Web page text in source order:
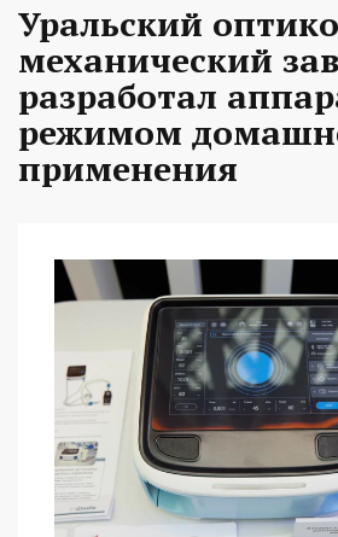
Уральский
механический
разработал
режимом
применения